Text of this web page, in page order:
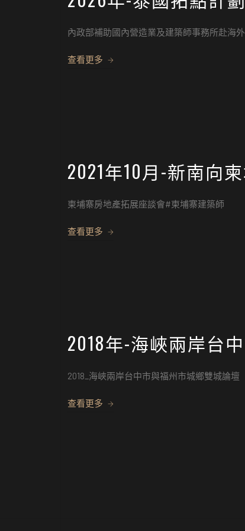
內政部補助國內營造業及建築師事務所赴海
查看更多
2021年10月-新南向
柬埔寨房地產拓展座談會#柬埔寨建築師
查看更多
2018年-海峽兩岸台
2018_海峽兩岸台中市與福州市城鄉雙城論壇
查看更多